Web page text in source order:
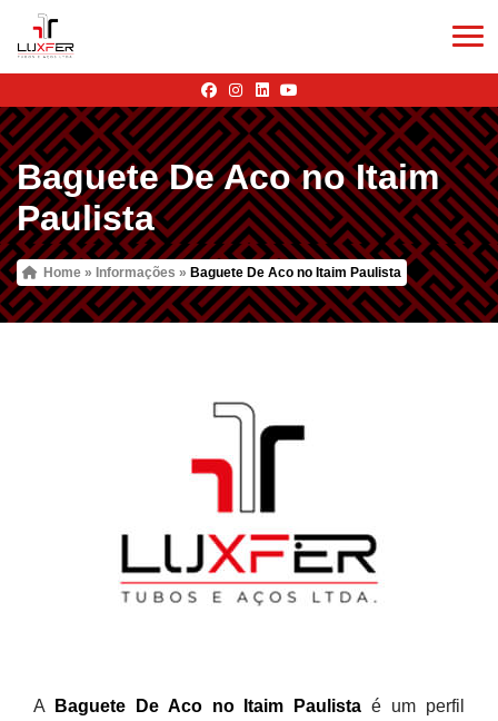
Baguete De Aco no Itaim
Paulista
Home » Informações » Baguete De Aco no Itaim Paulista
A Baguete De Aco no Itaim Paulista é um perfil